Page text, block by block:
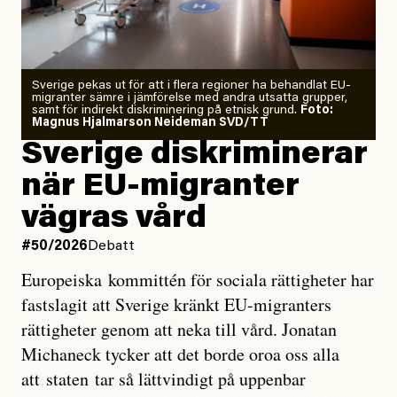
starkaste som uppmätts
Zeke Hausfather är chockad igen efter att ha
analyserat hur de olika klimatmodellerna bedömer
läget för hur den begynnande El Niño-händelsen ska
utveckla sig. El Niño är ett återkommande
väderfenomen som uppstår när havsvattnet i delar av
Stilla havet blir ovanligt varmt. Det påverkar vädret
över stora delar av världen och under
forskare allt oftare varnat för att den här El Niñon
Det verkar vara en underdrift, menar nu Zeke
Hausfather.
”Det ser ut som att årets El Niño inte bara med stor
Sverige pekas ut för att i flera regioner ha behandlat EU-
migranter sämre i jämförelse med andra utsatta grupper,
samt för indirekt diskriminering på etnisk grund. Foto:
Magnus Hjalmarson Neideman SVD/TT
Sverige diskriminerar
när EU-migranter
vägras vård
#50/2026 Debatt
Europeiska kommittén för sociala rättigheter har
fastslagit att Sverige kränkt EU-migranters
rättigheter genom att neka till vård. Jonatan
Michaneck tycker att det borde oroa oss alla
att staten tar så lättvindigt på uppenbar